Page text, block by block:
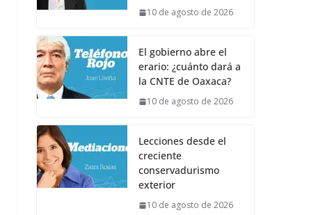
10 de agosto de 2026
El gobierno abre el
erario: ¿cuánto dará a
la CNTE de Oaxaca?
10 de agosto de 2026
Lecciones desde el
creciente
conservadurismo
exterior
10 de agosto de 2026